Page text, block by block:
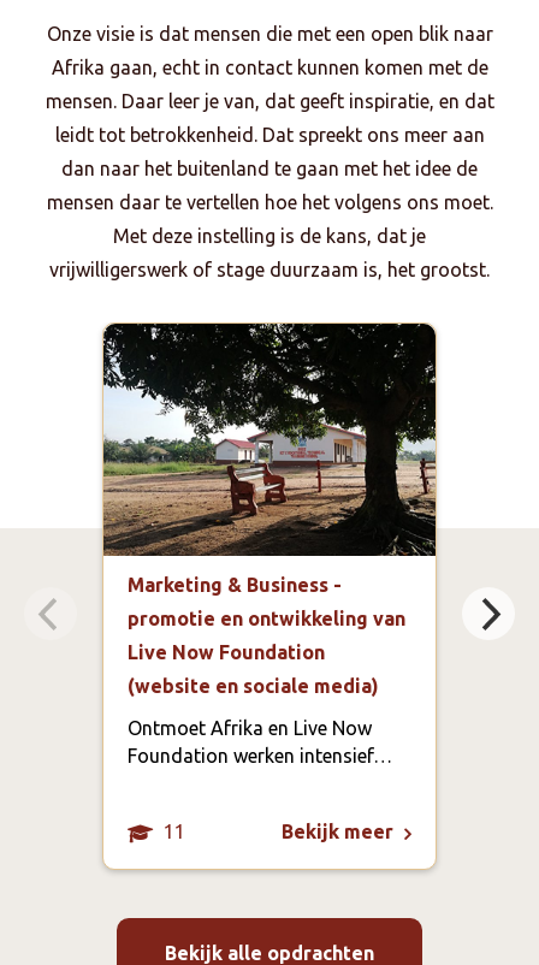
Onze visie is dat mensen die met een open blik naar
Afrika gaan, echt in contact kunnen komen met de
mensen. Daar leer je van, dat geeft inspiratie, en dat
leidt tot betrokkenheid. Dat spreekt ons meer aan
dan naar het buitenland te gaan met het idee de
mensen daar te vertellen hoe het volgens ons moet.
Met deze instelling is de kans, dat je
vrijwilligerswerk of stage duurzaam is, het grootst.
Marketing & Business -
promotie en ontwikkeling van
Live Now Foundation
(website en sociale media)
Ontmoet Afrika en Live Now
Foundation werken intensief…
11 Bekijk meer
Bekijk alle opdrachten